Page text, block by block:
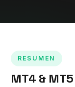
RESUMEN
MT4 & MT5